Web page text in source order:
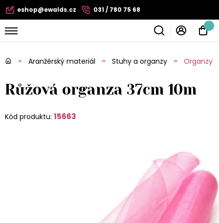
eshop@ewalds.cz 031 / 780 75 68
Aranžérský materiál Stuhy a organzy Organzy
Růžová organza 37cm 10m
Kód produktu: 15663